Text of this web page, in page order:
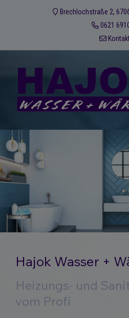
Brechlochstraße 2,
0621
Hajok Wasser +
Heizungs- und
vom Profi